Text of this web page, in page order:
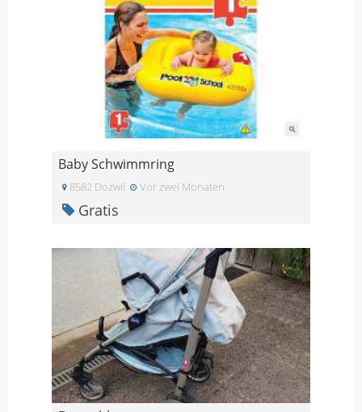
Baby Schwimmring
8582 Dozwil Vor zwei Monaten
Gratis